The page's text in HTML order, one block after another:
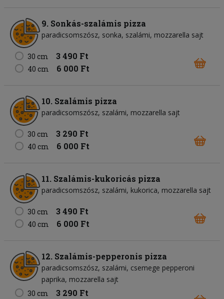
9. Sonkás-szalámis pizza
paradicsomszósz sonka szalámi mozzarella sajt
30 cm 3 490 Ft
40 cm 6 000 Ft
10. Szalámis pizza
paradicsomszósz szalámi mozzarella sajt
30 cm 3 290 Ft
40 cm 6 000 Ft
11. Szalámis-kukoricás pizza
paradicsomszósz szalámi kukorica mozzarella sajt
30 cm 3 490 Ft
40 cm 6 000 Ft
12. Szalámis-pepperonis pizza
paradicsomszósz szalámi csemege pepperoni
paprika mozzarella sajt
30 cm
3 290 Ft